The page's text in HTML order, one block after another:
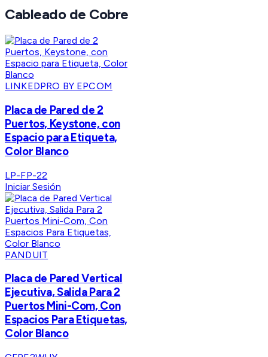
Cableado de Cobre
LINKEDPRO BY EPCOM
Placa de Pared de 2
Puertos, Keystone, con
Espacio para Etiqueta,
Color Blanco
LP-FP-22
Iniciar Sesión
PANDUIT
Placa de Pared Vertical
Ejecutiva, Salida Para 2
Puertos Mini-Com, Con
Espacios Para Etiquetas,
Color Blanco